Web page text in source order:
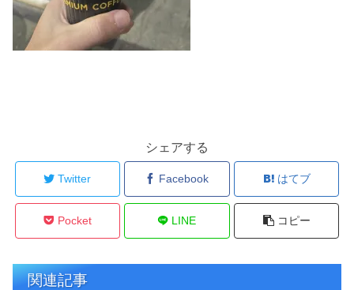
シェアする
Twitter Facebook はてブ
Pocket LINE コピー
関連記事